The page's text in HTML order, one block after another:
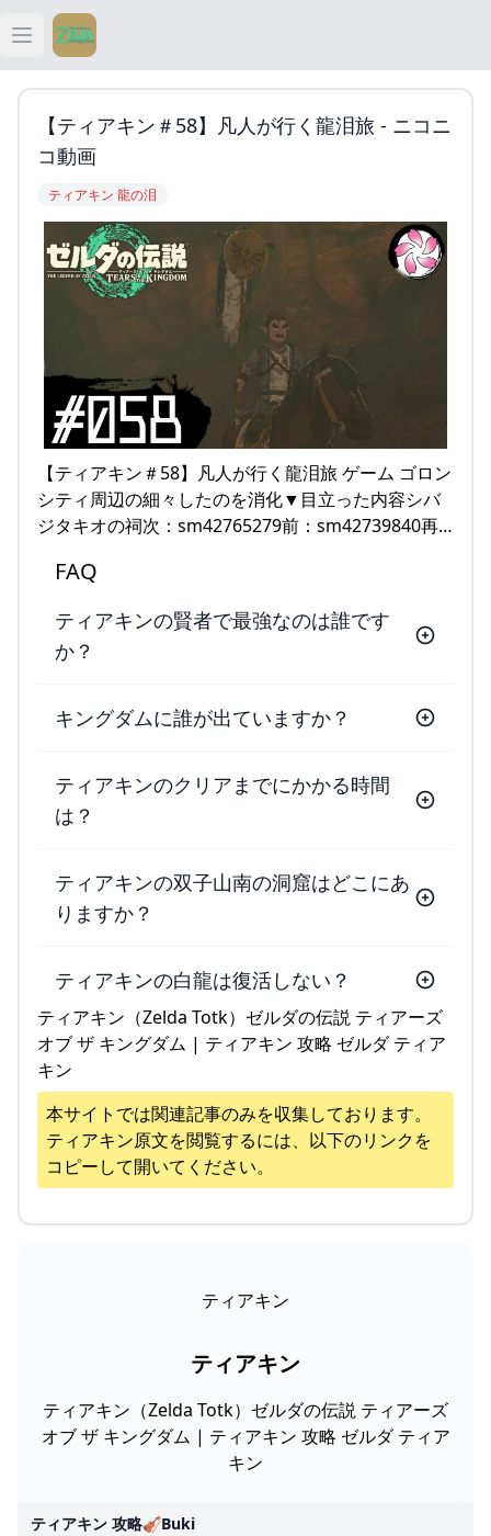
Open main menu
ティアキン
ティアキン 攻略
【ティアキン＃58】凡人が行く龍泪旅 - ニコニ
コ動画
ティアキン 龍の泪
【ティアキン＃58】凡人が行く龍泪旅 ゲーム ゴロン
シティ周辺の細々したのを消化▼目立った内容シバ
ジタキオの祠次：sm42765279前：sm42739840再…
FAQ
ティアキンの賢者で最強なのは誰です
か？
キングダムに誰が出ていますか？
ティアキンのクリアまでにかかる時間
は？
ティアキンの双子山南の洞窟はどこにあ
りますか？
ティアキンの白龍は復活しない？
ティアキン（Zelda Totk）ゼルダの伝説 ティアーズ
オブ ザ キングダム | ティアキン 攻略 ゼルダ ティア
キン
本サイトでは関連記事のみを収集しております。
ティアキン原文を閲覧するには、以下のリンクを
コピーして開いてください。
ティアキン
ティアキン
ティアキン（Zelda Totk）ゼルダの伝説 ティアーズ
オブ ザ キングダム | ティアキン 攻略 ゼルダ ティア
キン
ティアキン 攻略🎻buki